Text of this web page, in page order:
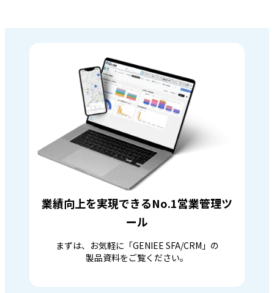
業績向上を実現できるNo.1営業管理ツ
ール
まずは、お気軽に「GENIEE SFA/CRM」の
製品資料をご覧ください。